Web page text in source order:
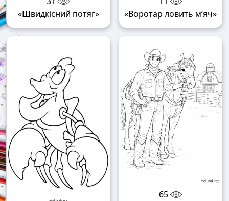
«Швидкісний потяг»
«Воротар ловить м’яч»
65